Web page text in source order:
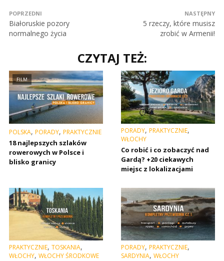
POPRZEDNI
Białoruskie pozory
normalnego życia
NASTĘPNY
5 rzeczy, które musisz
zrobić w Armenii!
CZYTAJ TEŻ:
FILM
POLSKA, PORADY, PRAKTYCZNIE
18 najlepszych szlaków
rowerowych w Polsce i
blisko granicy
PORADY, PRAKTYCZNIE,
WŁOCHY
Co robić i co zobaczyć nad
Gardą? +20 ciekawych
miejsc z lokalizacjami
PRAKTYCZNIE, TOSKANIA,
WŁOCHY, WŁOCHY ŚRODKOWE
PORADY, PRAKTYCZNIE,
SARDYNIA, WŁOCHY